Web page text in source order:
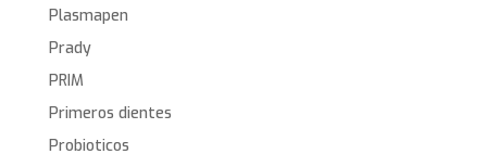
Plasmapen
Prady
PRIM
Primeros dientes
Probioticos